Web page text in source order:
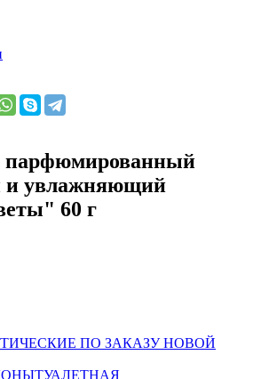
парфюмированный
и увлажняющий
60 г
ПО ЗАКАЗУ НОВОЙ
ТУАЛЕТНАЯ